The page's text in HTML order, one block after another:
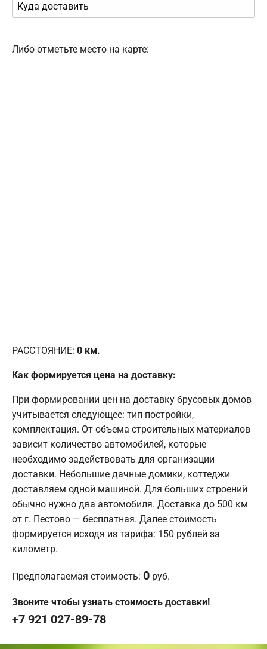
Либо отметьте место на карте:
РАССТОЯНИЕ: 0 км.
Как формируется цена на доставку:
При формировании цен на доставку брусовых домов
учитывается следующее: тип постройки,
комплектация. От объема строительных материалов
зависит количество автомобилей, которые
необходимо задействовать для организации
доставки. Небольшие дачные домики, коттеджи
доставляем одной машиной. Для больших строений
обычно нужно два автомобиля. Доставка до 500 км
от г. Пестово — бесплатная. Далее стоимость
формируется исходя из тарифа: 150 рублей за
километр.
Предполагаемая стоимость: 0 руб.
Звоните чтобы узнать стоимость доставки!
+7 921 027-89-78